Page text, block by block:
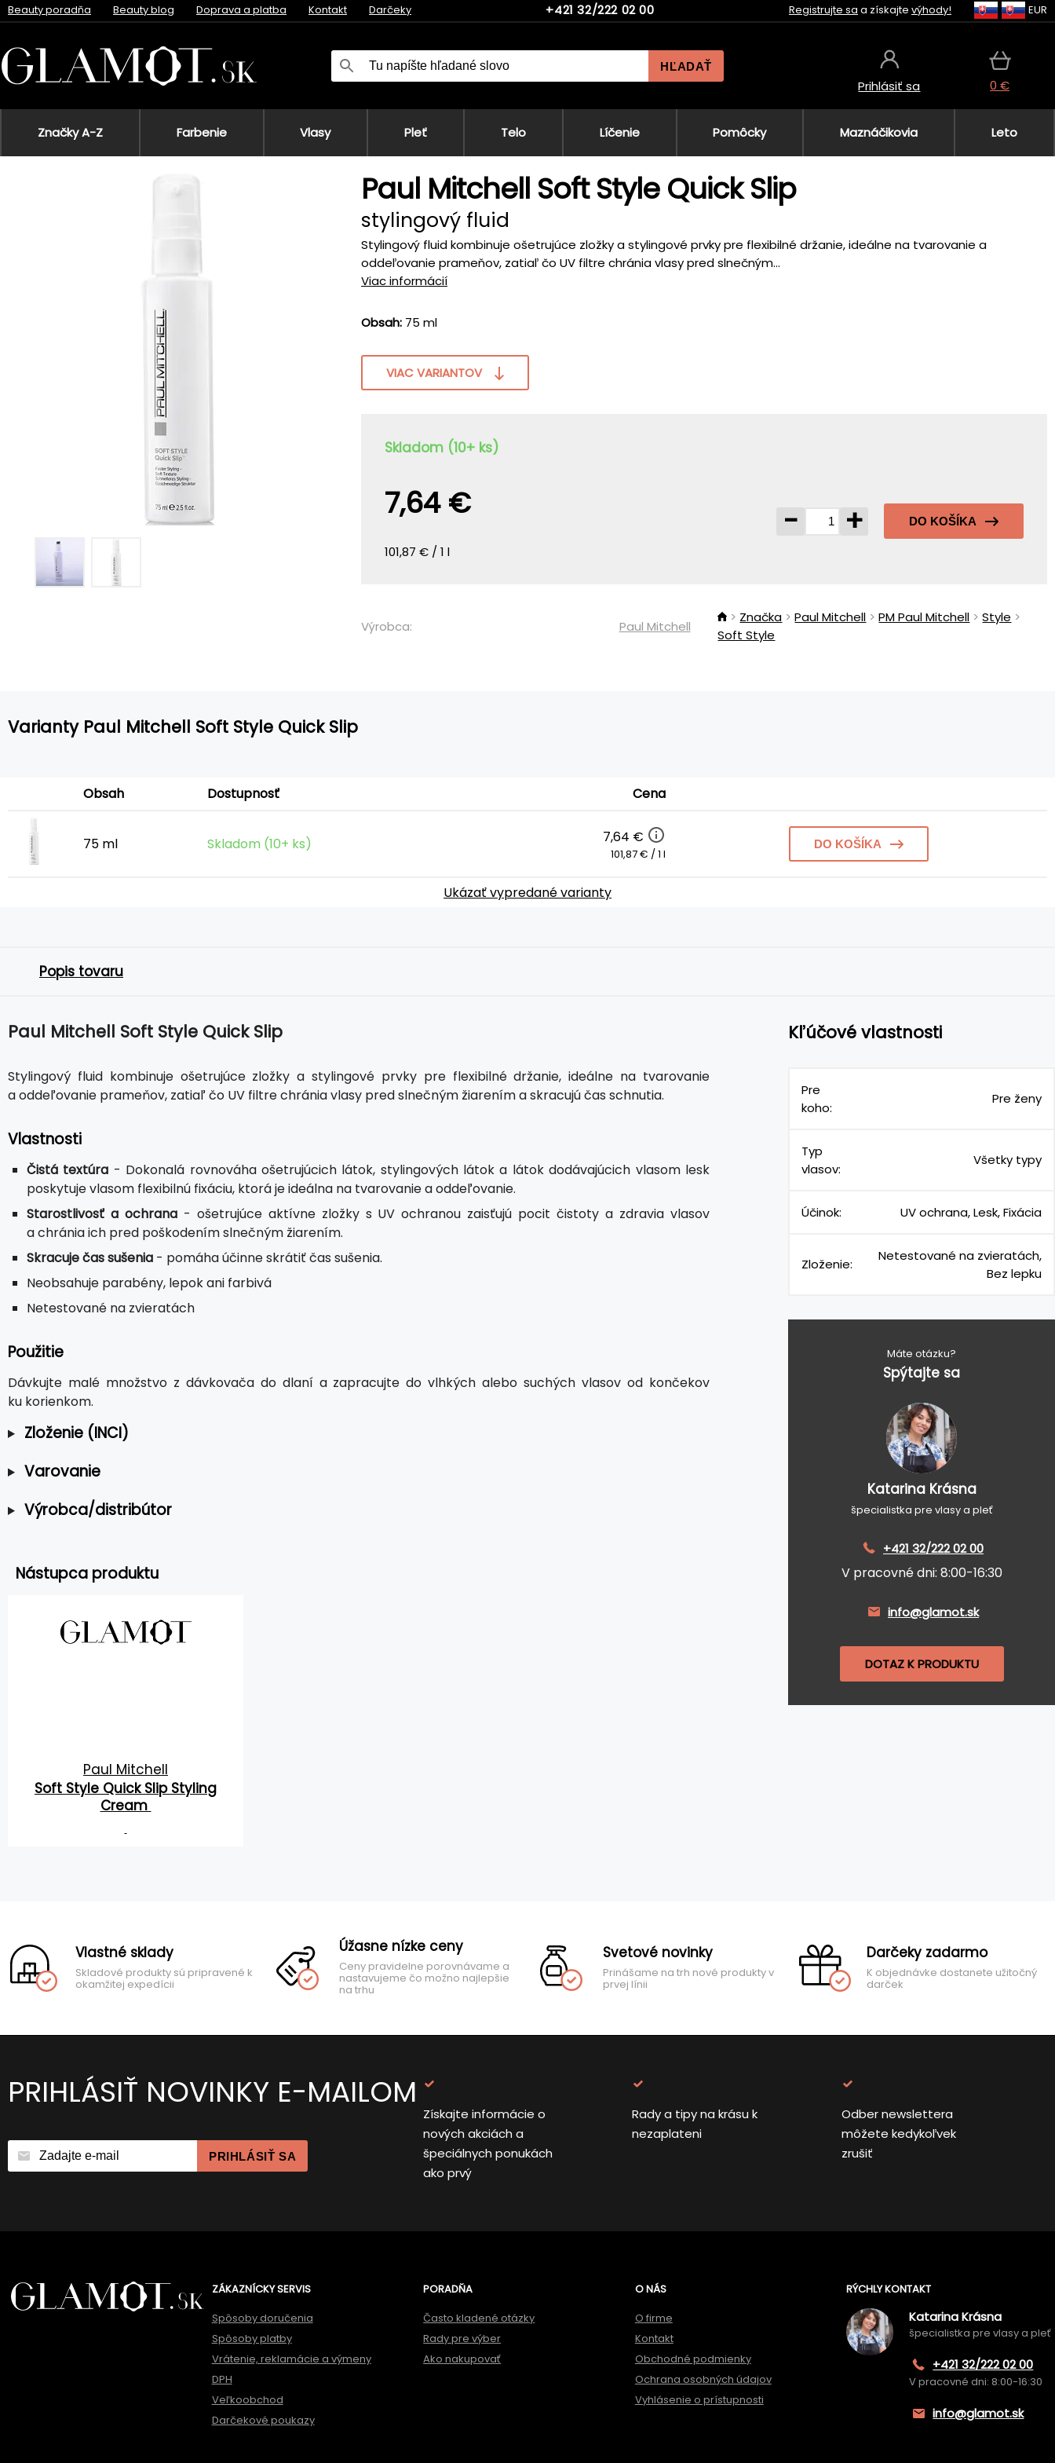
Beauty poradňa Beauty blog Doprava a platba Kontakt Darčeky +421 32/222 02 00 Registrujte sa a získajte výhody! EUR
HĽADAŤ
Prihlásiť sa 0 €
Značky A-Z Farbenie Vlasy Pleť Telo Líčenie Pomôcky Maznáčikovia Leto
Paul Mitchell Soft Style Quick Slip
stylingový fluid
Stylingový fluid kombinuje ošetrujúce zložky a stylingové prvky pre flexibilné držanie, ideálne na tvarovanie a
oddeľovanie prameňov, zatiaľ čo UV filtre chránia vlasy pred slnečným...
Viac informácií
Obsah: 75 ml
VIAC VARIANTOV
Skladom (10+ ks)
7,64 €
101,87 € / 1 l
- + DO KOŠÍKA
Výrobca: Paul Mitchell
Značka Paul Mitchell PM Paul Mitchell
Style
Soft Style
Varianty Paul Mitchell Soft Style Quick Slip
Obsah Dostupnosť Cena
75 ml Skladom (10+ ks) 7,64 €
101,87 € / 1 l
DO KOŠÍKA
Ukázať vypredané varianty
Popis tovaru
Paul Mitchell Soft Style Quick Slip
Stylingový fluid kombinuje ošetrujúce zložky a stylingové prvky pre flexibilné držanie, ideálne na tvarovanie
a oddeľovanie prameňov, zatiaľ čo UV filtre chránia vlasy pred slnečným žiarením a skracujú čas schnutia.
Vlastnosti
Čistá textúra - Dokonalá rovnováha ošetrujúcich látok, stylingových látok a látok dodávajúcich vlasom lesk
poskytuje vlasom flexibilnú fixáciu, ktorá je ideálna na tvarovanie a oddeľovanie.
Starostlivosť a ochrana- ošetrujúce aktívne zložky s UV ochranou zaisťujú pocit čistoty a zdravia vlasov
a chránia ich pred poškodením slnečným žiarením.
Skracuje čas sušenia - pomáha účinne skrátiť čas sušenia.
Neobsahuje parabény, lepok ani farbivá
Netestované na zvieratách
Použitie
Dávkujte malé množstvo z dávkovača do dlaní a zapracujte do vlhkých alebo suchých vlasov od končekov
ku korienkom.
Zloženie (INCI)
Varovanie
Výrobca/distribútor
Nástupca produktu
Paul Mitchell
Soft Style Quick Slip Styling
Cream
Kľúčové vlastnosti
Pre
koho:
Pre ženy
Typ
vlasov:
Všetky typy
Účinok: UV ochrana, Lesk, Fixácia
Zloženie:
Netestované na zvieratách,
Bez lepku
Máte otázku?
Spýtajte sa
Katarina Krásna
špecialistka pre vlasy a pleť
+421 32/222 02 00
V pracovné dni: 8:00-16:30
info@glamot.sk
DOTAZ K PRODUKTU
Vlastné sklady
Skladové produkty sú pripravené k
okamžitej expedícii
Úžasne nízke ceny
Ceny pravidelne porovnávame a
nastavujeme čo možno najlepšie
na trhu
Svetové novinky
Prinášame na trh nové produkty v
prvej línii
Darčeky zadarmo
K objednávke dostanete užitočný
darček
PRIHLÁSIŤ NOVINKY E-MAILOM
PRIHLÁSIŤ SA
Získajte informácie o
nových akciách a
špeciálnych ponukách
ako prvý
Rady a tipy na krásu k
nezaplateni
Odber newslettera
môžete kedykoľvek
zrušiť
ZÁKAZNÍCKY SERVIS
Spôsoby doručenia
Spôsoby platby
Vrátenie, reklamácie a výmeny
DPH
Veľkoobchod
Darčekové poukazy
PORADŇA
Často kladené otázky
Rady pre výber
Ako nakupovať
O NÁS
O firme
Kontakt
Obchodné podmienky
Ochrana osobných údajov
Vyhlásenie o prístupnosti
RÝCHLY KONTAKT
Katarina Krásna
špecialistka pre vlasy a pleť
+421 32/222 02 00
V pracovné dni: 8:00-16:30
info@glamot.sk